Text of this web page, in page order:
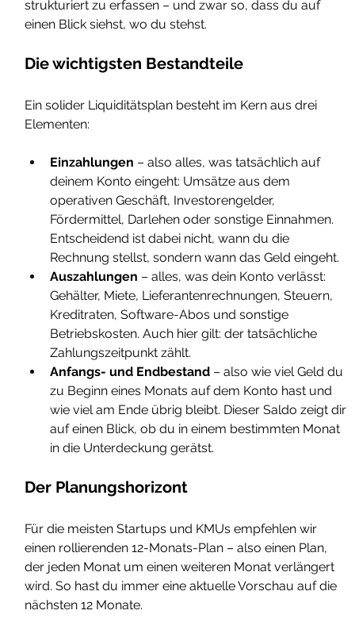
strukturiert zu erfassen – und zwar so, dass du auf
einen Blick siehst, wo du stehst.
Die wichtigsten Bestandteile
Ein solider Liquiditätsplan besteht im Kern aus drei
Elementen:
Einzahlungen – also alles, was tatsächlich auf
deinem Konto eingeht: Umsätze aus dem
operativen Geschäft, Investorengelder,
Fördermittel, Darlehen oder sonstige Einnahmen.
Entscheidend ist dabei nicht, wann du die
Rechnung stellst, sondern wann das Geld eingeht.
Auszahlungen – alles, was dein Konto verlässt:
Gehälter, Miete, Lieferantenrechnungen, Steuern,
Kreditraten, Software-Abos und sonstige
Betriebskosten. Auch hier gilt: der tatsächliche
Zahlungszeitpunkt zählt.
Anfangs- und Endbestand – also wie viel Geld du
zu Beginn eines Monats auf dem Konto hast und
wie viel am Ende übrig bleibt. Dieser Saldo zeigt dir
auf einen Blick, ob du in einem bestimmten Monat
in die Unterdeckung gerätst.
Der Planungshorizont
Für die meisten Startups und KMUs empfehlen wir
einen rollierenden 12-Monats-Plan – also einen Plan,
der jeden Monat um einen weiteren Monat verlängert
wird. So hast du immer eine aktuelle Vorschau auf die
nächsten 12 Monate.